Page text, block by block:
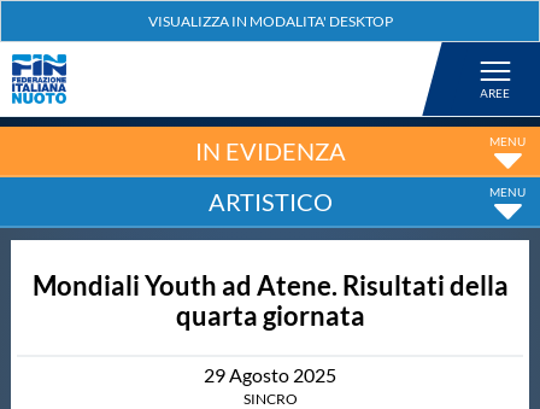
Nuoto
Tuffi
IN EVIDENZA
ARTISTICO
Mondiali Youth ad Atene. Risultati della
quarta giornata
29Agosto 2025
SINCRO